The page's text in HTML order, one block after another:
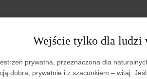
wartość
Wejście tylko dla ludzi
prywatna, przeznaczona dla
dobra, prywatnie i z szacunkiem – witaj.